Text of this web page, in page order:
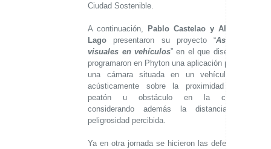
Ciudad Sostenible.
A continuación, Pablo Castelao y Alejandro
Lago presentaron su proyecto “Asistentes
visuales en vehículos” en el que diseñaron y
programaron en Phyton una aplicación para que
una cámara situada en un vehículo avise
acústicamente sobre la proximidad de un
peatón u obstáculo en la carretera,
considerando además la distancia y la
peligrosidad percibida.
Ya en otra jornada se hicieron las defensas de